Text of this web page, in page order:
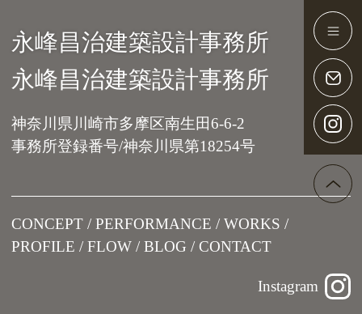
Main Navigation
永峰昌治建築設計事務所
永峰昌治建築設計事務所
神奈川県川崎市多摩区南生田6-6-2
事務所登録番号/神奈川県第18254号
CONCEPT PERFORMANCE
WORKS
PROFILE
FLOW BLOG CONTACT
Instagram